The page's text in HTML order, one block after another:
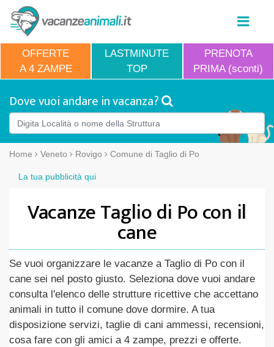
OFFERTE
A 4 ZAMPE
LASTMINUTE
TOP
PRENOTA
PRIMA (sconti)
Dove vuoi andare in vacanza?
Home Veneto Rovigo Comune di Taglio di Po
La tua pubblicità qui
Vacanze Taglio di Po con il
cane
Se vuoi organizzare le vacanze a Taglio di Po con il
cane sei nel posto giusto. Seleziona dove vuoi andare
consulta l'elenco delle strutture ricettive che accettano
animali in tutto il comune dove dormire. A tua
disposizione servizi, taglie di cani ammessi, recensioni,
cosa fare con gli amici a 4 zampe, prezzi e offerte.